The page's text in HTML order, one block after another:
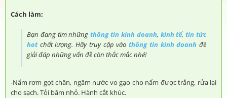
Cách làm:
Bạn đang tìm nhữngthông tin kinh doanh, kinh tế,tin tức
hotchất lượng. Hãy truy cập vàothông tin kinh doanh để
giải đáp những vấn đề còn thắc mắc nhé!
-Nấm rơm gọt chân, ngâm nước vo gạo cho nấm được trắng, rửa lại
cho sạch. Tỏi băm nhỏ. Hành cắt khúc.